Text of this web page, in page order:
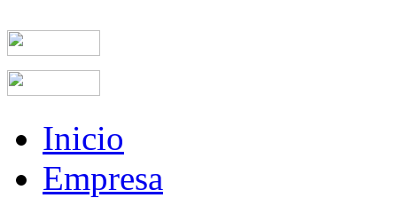
Inicio
Empresa